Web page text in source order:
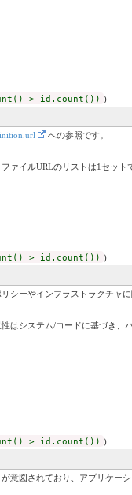
> id.count()) )
への参照です。
ァイルURLのリストは1セット
> id.count()) )
シーやインフラストラクチャに
システム/コードに基づき、
> id.count()) )
意図されており、アプリケー